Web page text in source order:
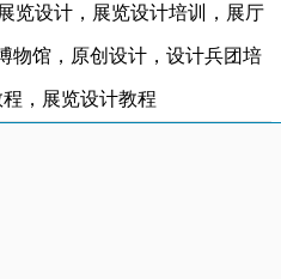
览设计，展览设计培训，展厅
物馆，原创设计，设计兵团培
，展览设计教程